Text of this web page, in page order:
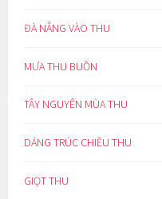
ĐÀ NẴNG VÀO THU
MƯA THU BUỒN
TÂY NGUYÊN MÙA THU
DÁNG TRÚC CHIỀU THU
GIỌT THU